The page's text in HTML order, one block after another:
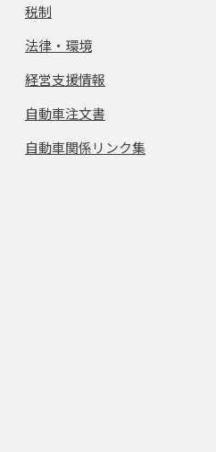
税制
法律・環境
経営支援情報
自動車注文書
自動車関係リンク集